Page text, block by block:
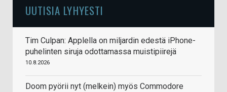
UUTISIA LYHYESTI
Tim Culpan: Applella on miljardin edestä iPhone-
puhelinten siruja odottamassa muistipiirejä
10.8.2026
Doom pyörii nyt (melkein) myös Commodore